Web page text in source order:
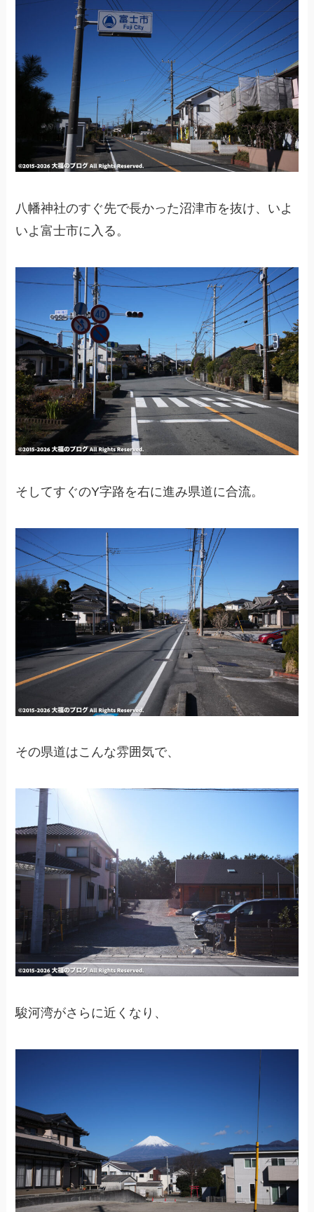
八幡神社のすぐ先で長かった沼津市を抜け、いよ
いよ富士市に入る。
そしてすぐのY字路を右に進み県道に合流。
その県道はこんな雰囲気で、
駿河湾がさらに近くなり、